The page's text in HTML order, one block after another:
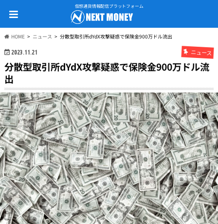
仮想通貨情報配信プラットフォーム
HOME ニュース 分散型取引所dYdX攻撃疑惑で保険金900万ドル流出
2023.11.21 ニュース
分散型取引所dYdX攻撃疑惑で保険金900万ドル流
出